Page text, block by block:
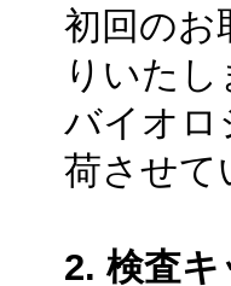
初回のお
りいた
バイオロ
荷させて
2. 検査キ